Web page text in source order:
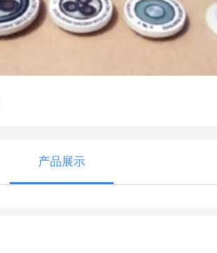
产品展示